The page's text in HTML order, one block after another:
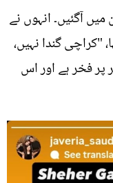
آگئیں۔ انہوں نے
"کراچی گندا نہیں،
پر فخر ہے اور اس